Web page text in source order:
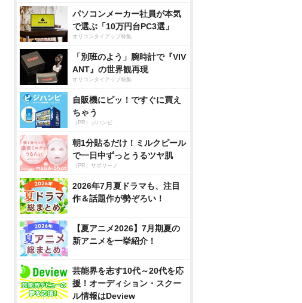
パソコンメーカー社員が本気
で選ぶ「10万円台PC3選」
オリコンタイアップ特集
「別班のよう」腕時計で『VIV
ANT』の世界観再現
オリコンタイアップ特集
自販機にピッ！ですぐに買え
ちゃう
（PR）ジハンピ
朝1分貼るだけ！ミルクピール
で一日中ずっとうるツヤ肌
（PR）サボリーノ
2026年7月夏ドラマも、注目
作＆話題作が勢ぞろい！
【夏アニメ2026】7月期夏の
新アニメを一挙紹介！
芸能界を志す10代～20代を応
援！オーディション・スクー
ル情報はDeview